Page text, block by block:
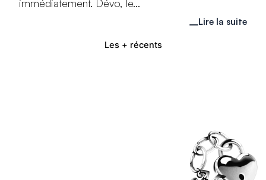
Les + récents
immédiatement. Dévo, le...
Lire la suite